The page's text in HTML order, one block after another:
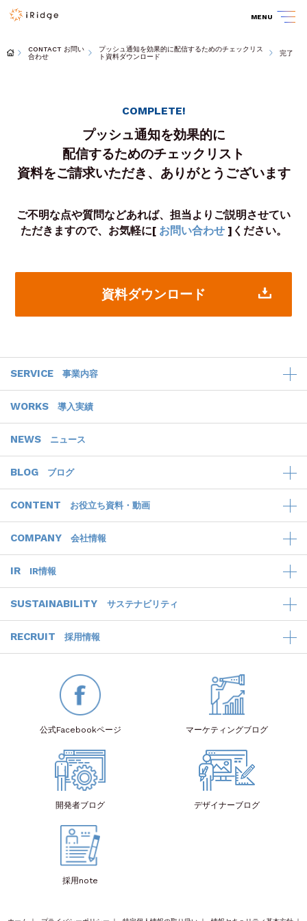
MENU
CONTACT お問い
合わせ
プッシュ通知を効果的に配信するためのチェックリス
ト資料ダウンロード
完了
COMPLETE!
プッシュ通知を効果的に
配信するためのチェックリスト
資料をご請求いただき、ありがとうございます
資料ダウンロード
ご不明な点や質問などあれば、担当よりご説明させてい
ただきますので、お気軽に[ お問い合わせ]ください。
SERVICE 事業内容
WORKS 導入実績
NEWS ニュース
BLOG ブログ
CONTENT お役立ち資料・動画
COMPANY 会社情報
IR IR情報
SUSTAINABILITY サステナビリティ
RECRUIT 採用情報
公式Facebookページ マーケティングブログ
開発者ブログ デザイナーブログ
採用note